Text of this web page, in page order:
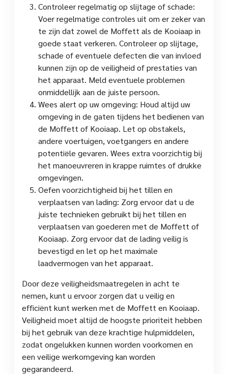
Controleer regelmatig op slijtage of schade:
Voer regelmatige controles uit om er zeker van
te zijn dat zowel de Moffett als de Kooiaap in
goede staat verkeren. Controleer op slijtage,
schade of eventuele defecten die van invloed
kunnen zijn op de veiligheid of prestaties van
het apparaat. Meld eventuele problemen
onmiddellijk aan de juiste persoon.
Wees alert op uw omgeving: Houd altijd uw
omgeving in de gaten tijdens het bedienen van
de Moffett of Kooiaap. Let op obstakels,
andere voertuigen, voetgangers en andere
potentiële gevaren. Wees extra voorzichtig bij
het manoeuvreren in krappe ruimtes of drukke
omgevingen.
Oefen voorzichtigheid bij het tillen en
verplaatsen van lading: Zorg ervoor dat u de
juiste technieken gebruikt bij het tillen en
verplaatsen van goederen met de Moffett of
Kooiaap. Zorg ervoor dat de lading veilig is
bevestigd en let op het maximale
laadvermogen van het apparaat.
Door deze veiligheidsmaatregelen in acht te
nemen, kunt u ervoor zorgen dat u veilig en
efficiënt kunt werken met de Moffett en Kooiaap.
Veiligheid moet altijd de hoogste prioriteit hebben
bij het gebruik van deze krachtige hulpmiddelen,
zodat ongelukken kunnen worden voorkomen en
een veilige werkomgeving kan worden
gegarandeerd.